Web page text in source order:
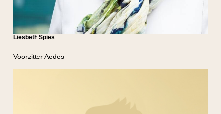
Voorzitter Aedes
Liesbeth Spies